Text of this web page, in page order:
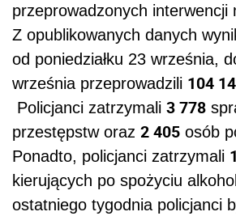
przeprowadzonych interwencji
Z opublikowanych danych
od poniedziałku 23 września,
września przeprowadzili 104
Policjanci zatrzymali 3 778
przestępstw oraz 2 405 osób
Ponadto, policjanci zatrzymali
kierujących po spożyciu
ostatniego tygodnia policjanci